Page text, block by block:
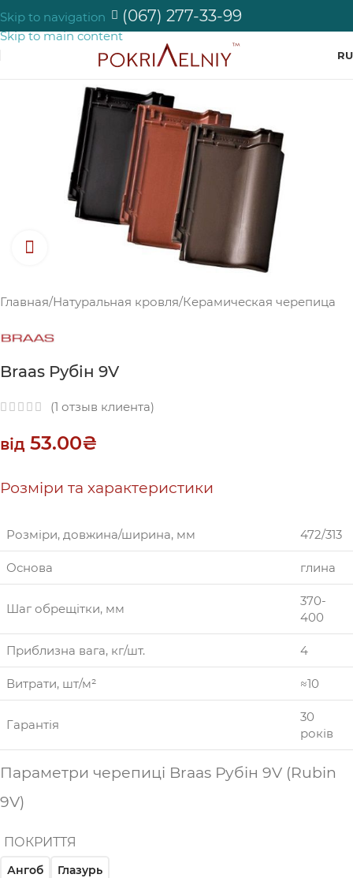
Skip to navigation
Skip to main content
(067) 277-33-99
RU
Нажмите, чтобы увеличить изображение
Главная/Натуральная кровля/Керамическая черепица
Braas Рубін 9V
(1 отзыв клиента)
від 53.00₴
Розміри та характеристики
Розміри, довжина/ширина, мм 472/313
Основа глина
Шаг обрещітки, мм
370-
400
Приблизна вага, кг/шт. 4
Витрати, шт/м² ≈10
Гарантія
30
років
Параметри черепиці Braas Рубін 9V (Rubin
9V)
ПОКРИТТЯ
Ангоб Глазурь